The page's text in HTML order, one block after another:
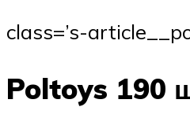
class=’s-
Poltoys 190